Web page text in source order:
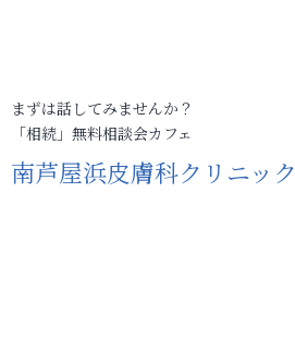
まずは話してみませんか？
「相続」無料相談会カフェ
南芦屋浜皮膚科クリニック